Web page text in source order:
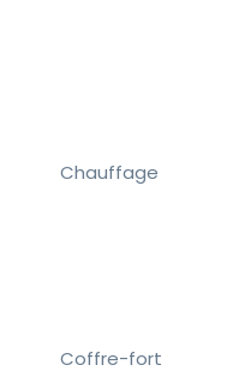
Chauffage
Coffre-fort